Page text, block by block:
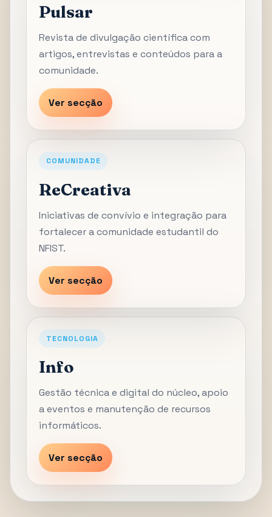
Pulsar
Revista de divulgação científica com
artigos, entrevistas e conteúdos para a
comunidade.
Ver secção
COMUNIDADE
ReCreativa
Iniciativas de convívio e integração para
fortalecer a comunidade estudantil do
NFIST.
Ver secção
TECNOLOGIA
Info
Gestão técnica e digital do núcleo, apoio
a eventos e manutenção de recursos
informáticos.
Ver secção